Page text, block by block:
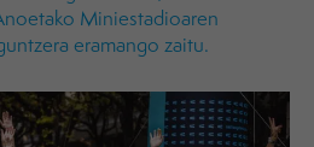
Miniestadioaren
eramango zaitu.